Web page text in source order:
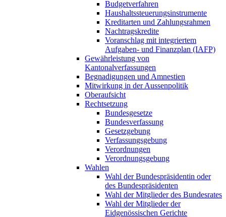
Budgetverfahren
Haushaltssteuerungsinstrumente
Kreditarten und Zahlungsrahmen
Nachtragskredite
Voranschlag mit integriertem
Aufgaben- und Finanzplan (IAFP)
Gewährleistung von
Kantonalverfassungen
Begnadigungen und Amnestien
Mitwirkung in der Aussenpolitik
Oberaufsicht
Rechtsetzung
Bundesgesetze
Bundesverfassung
Gesetzgebung
Verfassungsgebung
Verordnungen
Verordnungsgebung
Wahlen
Wahl der Bundespräsidentin oder
des Bundespräsidenten
Wahl der Mitglieder des Bundesrates
Wahl der Mitglieder der
Eidgenössischen Gerichte